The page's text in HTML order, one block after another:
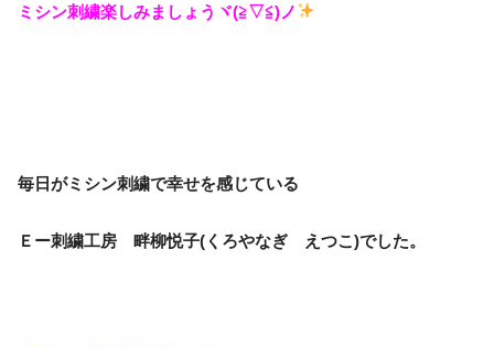
ミシン刺繍楽しみましょう ヾ(≧▽≦)ノ
毎日がミシン刺繍で幸せを感じている
Ｅー刺繍工房 畔柳悦子(くろやなぎ えつこ)でした。